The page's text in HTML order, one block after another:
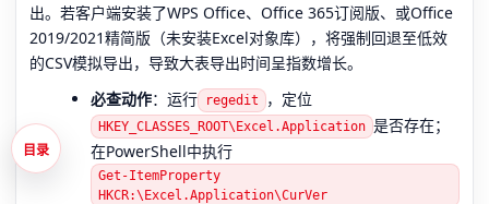
出。若客户端安装了WPS Office、Office 365订阅版、或Office
2019/2021精简版（未安装Excel对象库），将强制回退至低效
的CSV模拟导出，导致大表导出时间呈指数增长。
必查动作：运行 regedit ，定位
HKEY_CLASSES_ROOT\Excel.Application 是否存在；
在PowerShell中执行
Get-ItemProperty
HKCR:\Excel.Application\CurVer
目录